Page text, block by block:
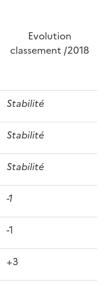
Evolution
classement /2018
Stabilité
Stabilité
Stabilité
-1
-1
+3